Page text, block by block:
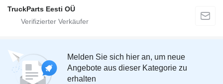
TruckParts Eesti OÜ
Melden Sie sich hier an, um neue
Angebote aus dieser Kategorie zu
erhalten